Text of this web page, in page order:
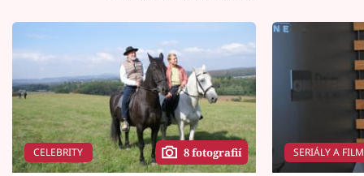
CELEBRITY 8 fotografií SERIÁLY A